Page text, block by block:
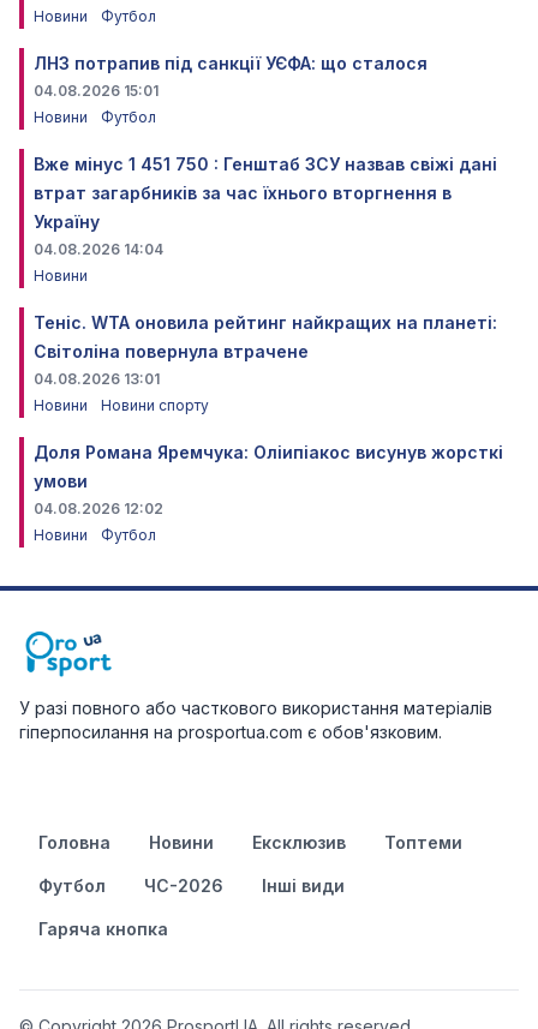
Новини
Футбол
ЛНЗ потрапив під санкції УЄФА: що сталося
04.08.2026 15:01
Новини
Футбол
Вже мінус 1 451 750 : Генштаб ЗСУ назвав свіжі дані
втрат загарбників за час їхнього вторгнення в
Україну
04.08.2026 14:04
Новини
Теніс. WTA оновила рейтинг найкращих на планеті:
Світоліна повернула втрачене
04.08.2026 13:01
Новини
Новини спорту
Доля Романа Яремчука: Оліипіакос висунув жорсткі
умови
04.08.2026 12:02
Новини
Футбол
У разі повного або часткового використання матеріалів
гіперпосилання на prosportua.com є обов'язковим.
Головна Новини Ексклюзив Топтеми
Футбол ЧС-2026 Інші види
Гаряча кнопка